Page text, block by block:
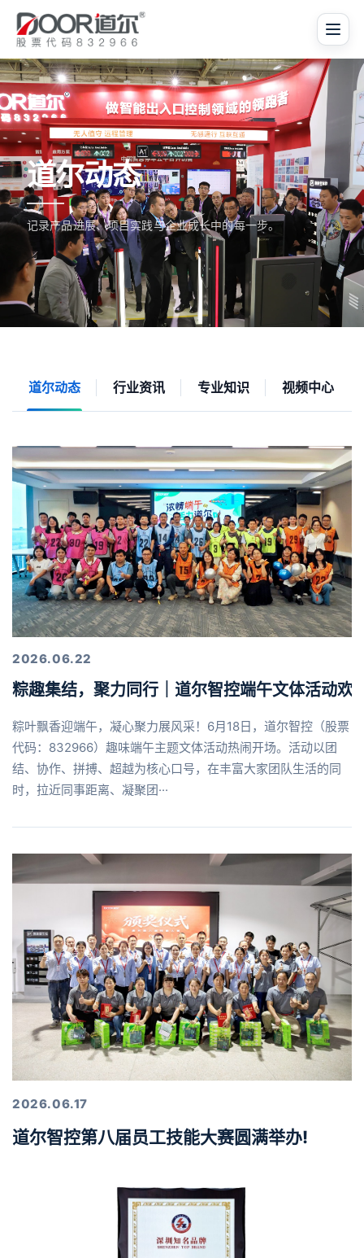
道尔动态
记录产品进展、项目实践与企业成长中的每一步。
道尔动态 行业资讯 专业知识 视频中心
2026.06.22
粽趣集结，聚力同行｜道尔智控端午文体活动欢
粽叶飘香迎端午，凝心聚力展风采！6月18日，道尔智控（股票
代码：832966）趣味端午主题文体活动热闹开场。活动以团
结、协作、拼搏、超越为核心口号，在丰富大家团队生活的同
时，拉近同事距离、凝聚团···
2026.06.17
道尔智控第八届员工技能大赛圆满举办!